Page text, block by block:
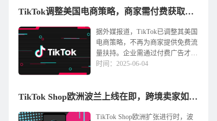
国、西班牙、德国、意大利、法TikTok调整美国电商策略，商家需付费获取推荐流量
据外媒报道，TikTok已调整其美国
电商策略，不再为商家提供免费流
量扶持。企业需通过付费广告才能
在「为您推荐」页面获得曝光。这
优化电商业务，包括调整团队结构
时间：2025-06-04
TikTok Shop欧洲波兰上线在即，跨境卖家如何提前“卡位”？
TikTok Shop欧洲扩张进行时，波